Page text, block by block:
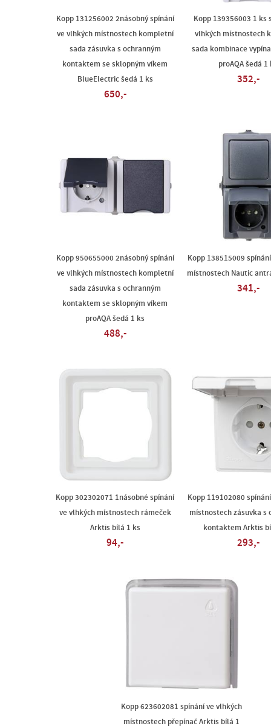
Kopp 131256002 2násobný spínání
ve vlhkých místnostech kompletní
sada zásuvka s ochranným
kontaktem se sklopným víkem
BlueElectric šedá 1 ks
650,-
Kopp 139356003 1 ks
vlhkých místnostech
sada kombinace
proAQA šedá 1
352,-
Kopp 950655000 2násobný spínání
ve vlhkých místnostech kompletní
sada zásuvka s ochranným
kontaktem se sklopným víkem
proAQA šedá 1 ks
488,-
Kopp 138515009
místnostech Nautic
341,-
Kopp 302302071 1násobné spínání
ve vlhkých místnostech rámeček
Arktis bílá 1 ks
94,-
Kopp 119102080
místnostech zásuvka s
kontaktem Arktis
293,-
Kopp 623602081 spínání ve vlhkých
místnostech přepínač Arktis bílá 1